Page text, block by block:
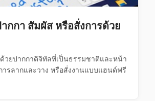
กา สัมผัส หรือสั่งการด้วย
วยปากกาดิจิทัลที่เป็นธรรมชาติและหน้า
รลากและวาง หรือสั่งงานแบบแฮนด์ฟรี